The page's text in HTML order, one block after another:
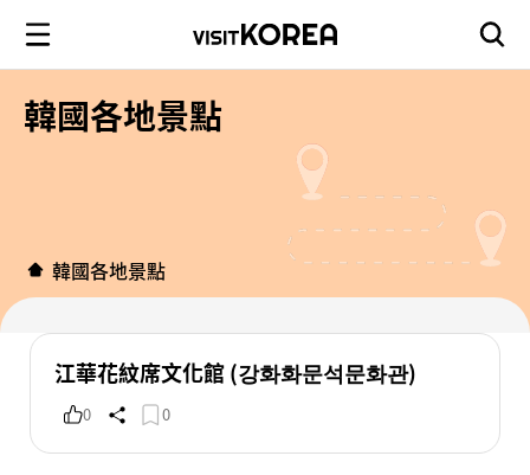
韓國各地景點
韓國各地景點
江華花紋席文化館 (강화화문석문화관)
0 0